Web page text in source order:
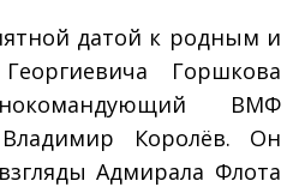
датой к родным и
Горшкова
ВМФ
Королёв. Он
Адмирала Флота